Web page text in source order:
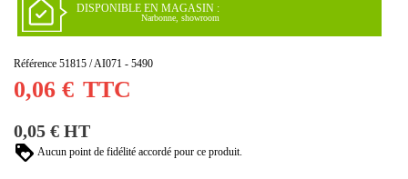
DISPONIBLE EN MAGASIN :
Narbonne, showroom
Référence 51815 / AI071 - 5490
0,06 € TTC
0,05 € HT
Aucun point de fidélité accordé pour ce produit.